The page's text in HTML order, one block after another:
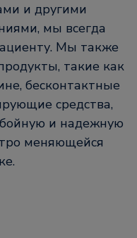
и другими
мы всегда
Мы также
такие как
бесконтактные
средства,
и надежную
меняющейся